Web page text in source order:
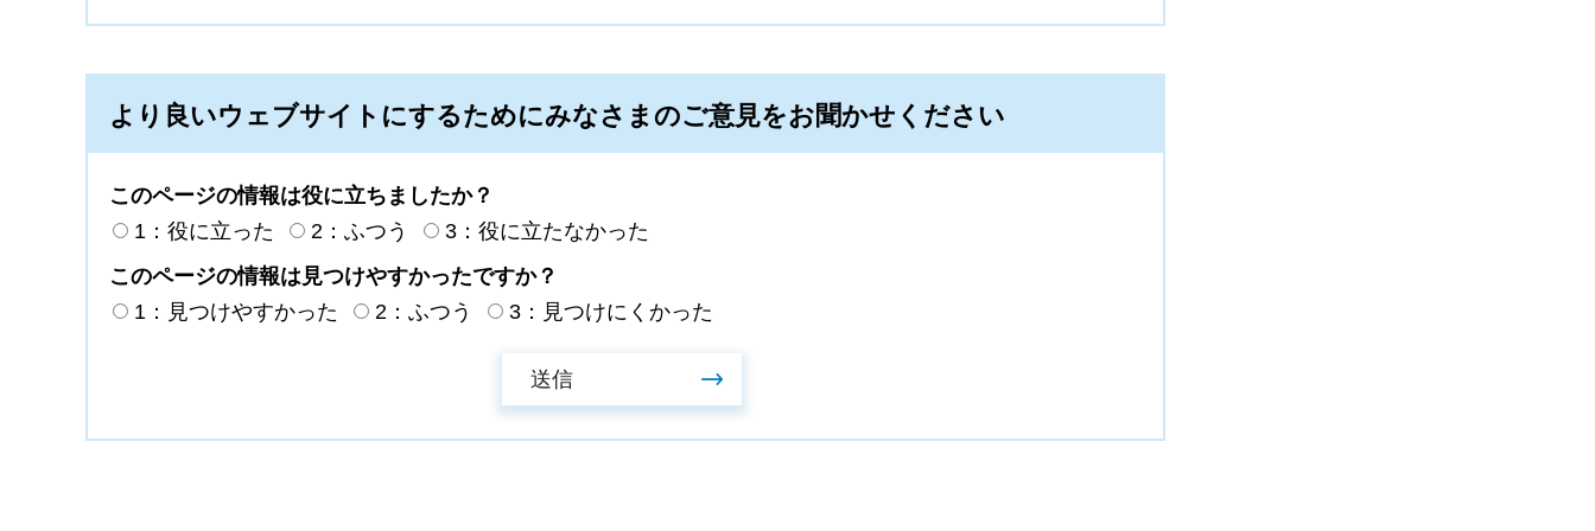
より良いウェブサイトにするためにみなさまのご意見をお聞かせください
このページの情報は役に立ちましたか？
1：役に立った
2：ふつう
3：役に立たなかった
このページの情報は見つけやすかったですか？
1：見つけやすかった
2：ふつう 3：見つけにくかった